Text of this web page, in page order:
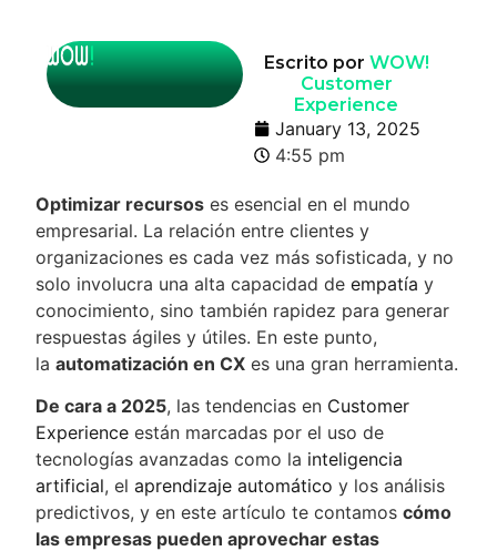
Escrito por WOW!
Customer
Experience
January 13, 2025
4:55 pm
Optimizar recursos es esencial en el mundo
empresarial. La relación entre clientes y
organizaciones es cada vez más sofisticada, y no
solo involucra una alta capacidad de empatía y
conocimiento, sino también rapidez para generar
respuestas ágiles y útiles. En este punto,
la automatización en CX es una gran herramienta.
De cara a 2025, las tendencias en Customer
Experience están marcadas por el uso de
tecnologías avanzadas como la inteligencia
artificial, el aprendizaje automático y los análisis
predictivos, y en este artículo te contamos cómo
las empresas pueden aprovechar estas